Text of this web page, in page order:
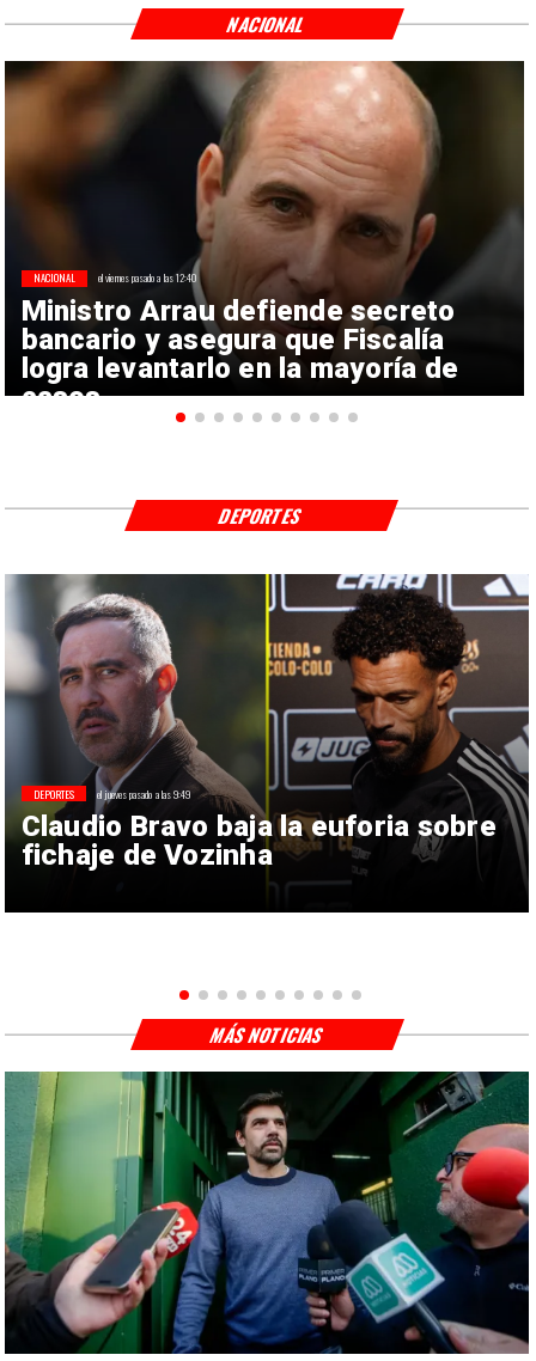
Ministro Arrau defiende secreto
bancario y asegura que Fiscalía
logra levantarlo en la mayoría de
casos
NACIONAL el viernes pasado a las 12:40
NACIONAL
Claudio Bravo baja la euforia sobre
fichaje de Vozinha
DEPORTES el jueves pasado a las 9:49
DEPORTES
MÁS NOTICIAS